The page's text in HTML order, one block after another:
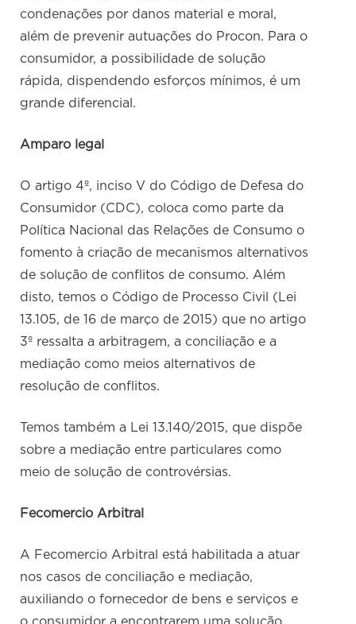
condenações por danos material e moral,
além de prevenir autuações do Procon. Para o
consumidor, a possibilidade de solução
rápida, dispendendo esforços mínimos, é um
grande diferencial.
Amparo legal
O artigo 4º, inciso V do Código de Defesa do
Consumidor (CDC), coloca como parte da
Política Nacional das Relações de Consumo o
fomento à criação de mecanismos alternativos
de solução de conflitos de consumo. Além
disto, temos o Código de Processo Civil (Lei
13.105, de 16 de março de 2015) que no artigo
3º ressalta a arbitragem, a conciliação e a
mediação como meios alternativos de
resolução de conflitos.
Temos também a Lei 13.140/2015, que dispõe
sobre a mediação entre particulares como
meio de solução de controvérsias.
Fecomercio Arbitral
A Fecomercio Arbitral está habilitada a atuar
nos casos de conciliação e mediação,
auxiliando o fornecedor de bens e serviços e